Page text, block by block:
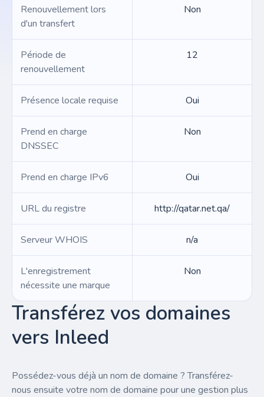
Renouvellement lors
d'un transfert
Non
Période de
renouvellement
12
Présence locale requise Oui
Prend en charge
DNSSEC
Non
Prend en charge IPv6 Oui
URL du registre http://qatar.net.qa/
Serveur WHOIS n/a
L'enregistrement
nécessite une marque
Non
Transférez vos domaines
vers Inleed
Possédez-vous déjà un nom de domaine ? Transférez-
nous ensuite votre nom de domaine pour une gestion plus